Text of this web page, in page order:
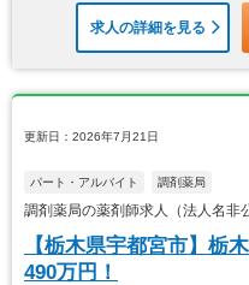
求人の詳細を見る
更新日：2026年7月21日
パート・アルバイト 調剤薬局
調剤薬局の薬剤師求人（法人名
【栃木県宇都宮市】栃
490万円！